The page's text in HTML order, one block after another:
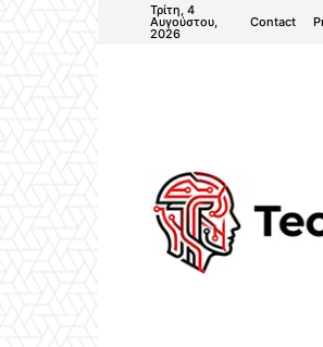
Τρίτη, 4
Αυγούστου,
2026
Contact